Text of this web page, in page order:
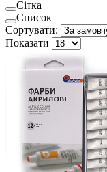
Сітка
Список
Сортувати:
Показати